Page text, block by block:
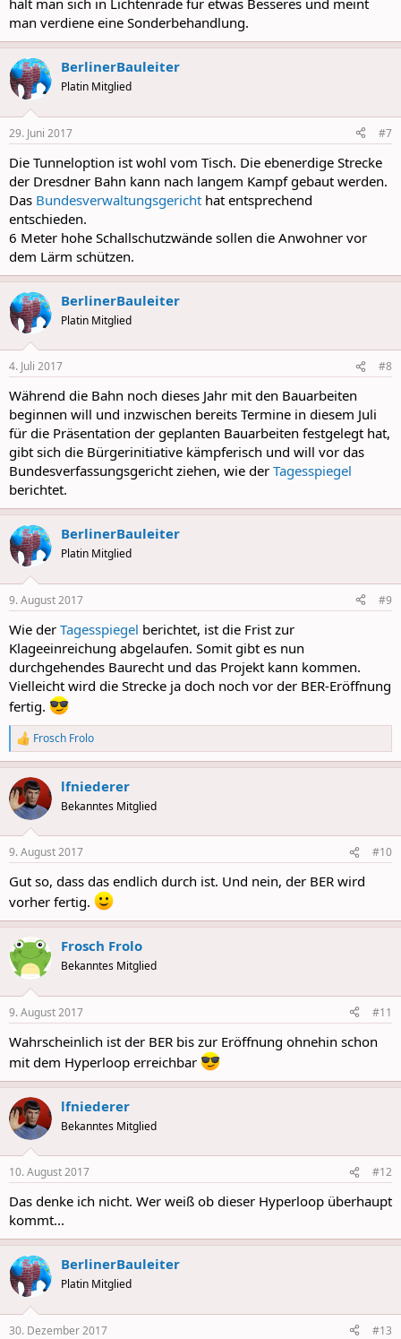
hält man sich in Lichtenrade für etwas Besseres und meint
man verdiene eine Sonderbehandlung.
BerlinerBauleiter
Platin Mitglied
29. Juni 2017 #7
Die Tunneloption ist wohl vom Tisch. Die ebenerdige Strecke
der Dresdner Bahn kann nach langem Kampf gebaut werden.
Das Bundesverwaltungsgericht hat entsprechend
entschieden.
6 Meter hohe Schallschutzwände sollen die Anwohner vor
dem Lärm schützen.
BerlinerBauleiter
Platin Mitglied
4. Juli 2017 #8
Während die Bahn noch dieses Jahr mit den Bauarbeiten
beginnen will und inzwischen bereits Termine in diesem Juli
für die Präsentation der geplanten Bauarbeiten festgelegt hat,
gibt sich die Bürgerinitiative kämpferisch und will vor das
Bundesverfassungsgericht ziehen, wie der Tagesspiegel
berichtet.
BerlinerBauleiter
Platin Mitglied
9. August 2017 #9
Wie der Tagesspiegel berichtet, ist die Frist zur
Klageeinreichung abgelaufen. Somit gibt es nun
durchgehendes Baurecht und das Projekt kann kommen.
Vielleicht wird die Strecke ja doch noch vor der BER-Eröffnung
fertig.
R
e
a
c
t
i
s
Frosch Frolo
lfniederer
Bekanntes Mitglied
9. August 2017 #10
Gut so, dass das endlich durch ist. Und nein, der BER wird
vorher fertig.
Frosch Frolo
Bekanntes Mitglied
9. August 2017 #11
Wahrscheinlich ist der BER bis zur Eröffnung ohnehin schon
mit dem Hyperloop erreichbar
lfniederer
Bekanntes Mitglied
10. August 2017 #12
Das denke ich nicht. Wer weiß ob dieser Hyperloop überhaupt
kommt...
BerlinerBauleiter
Platin Mitglied
30. Dezember 2017 #13